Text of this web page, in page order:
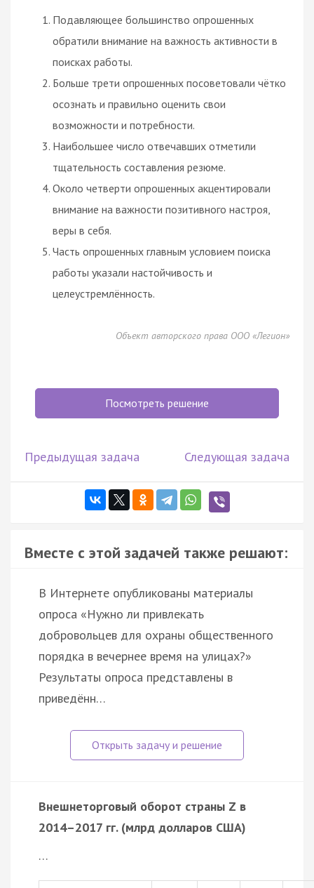
Подавляющее большинство опрошенных
обратили внимание на важность активности в
поисках работы.
Больше трети опрошенных посоветовали чётко
осознать и правильно оценить свои
возможности и потребности.
Наибольшее число отвечавших отметили
тщательность составления резюме.
Около четверти опрошенных акцентировали
внимание на важности позитивного настроя,
веры в себя.
Часть опрошенных главным условием поиска
работы указали настойчивость и
целеустремлённость.
Объект авторского права ООО «Легион»
Посмотреть решение
Предыдущая задача Следующая задача
Вместе с этой задачей также решают:
В Интернете опубликованы материалы
опроса «Нужно ли привлекать
добровольцев для охраны общественного
порядка в вечернее время на улицах?»
Результаты опроса представлены в
приведённ…
Внешнеторговый оборот страны Z в
2014–2017 гг. (млрд долларов США)
…